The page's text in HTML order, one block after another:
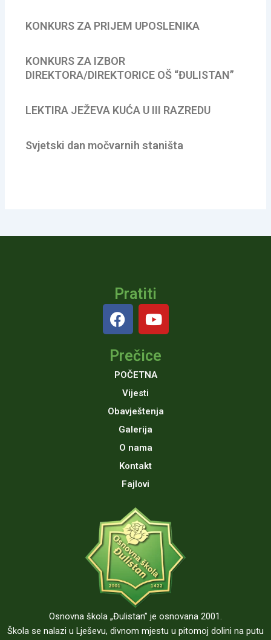
KONKURS ZA PRIJEM UPOSLENIKA
KONKURS ZA IZBOR
DIREKTORA/DIREKTORICE OŠ “ĐULISTAN”
LEKTIRA JEŽEVA KUĆA U III RAZREDU
Svjetski dan močvarnih staništa
Pratiti
F
a
e
b
o
o
k
Y
o
t
u
Prečice
POČETNA
Vijesti
Obavještenja
Galerija
O nama
Kontakt
Fajlovi
Osnovna škola „Đulistan” je osnovana 2001.
Škola se nalazi u Lješevu, divnom mjestu u pitomoj dolini na putu